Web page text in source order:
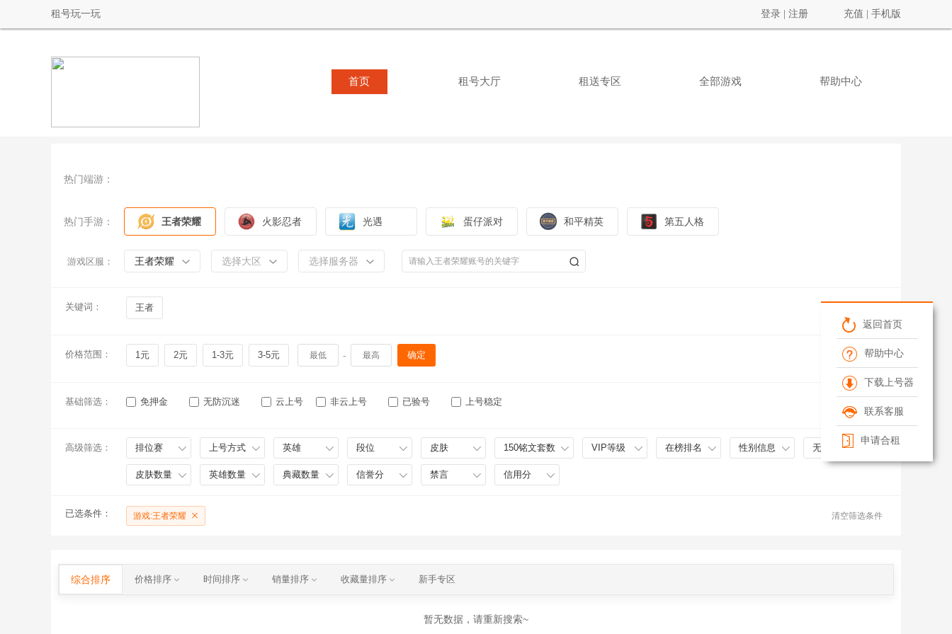
租号玩一玩 登录 注册 充值 手机版
首页 租号大厅 租送专区 全部游戏 帮助中心
返回首页
帮助中心
下载上号器
联系客服
申请合租
热门端游：
热门手游： 王者荣耀 火影忍者 光遇 蛋仔派对 和平精英 第五人格
游戏区服： 王者荣耀 选择大区 选择服务器
关键词： 王者
价格范围： 1元 2元 1-3元 3-5元 - 确定
基础筛选： 免押金 无防沉迷 云上号 非云上号 已验号 上号稳定
高级筛选： 排位赛 上号方式 英雄 段位 皮肤 150铭文套数 VIP等级 在榜排名 性别信息 无双皮肤
皮肤数量 英雄数量 典藏数量 信誉分 禁言 信用分
已选条件： 游戏:王者荣耀 清空筛选条件
综合排序 价格排序 时间排序 销量排序 收藏量排序 新手专区
暂无数据，请重新搜索~